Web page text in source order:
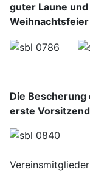
guter Laune
Die
erste